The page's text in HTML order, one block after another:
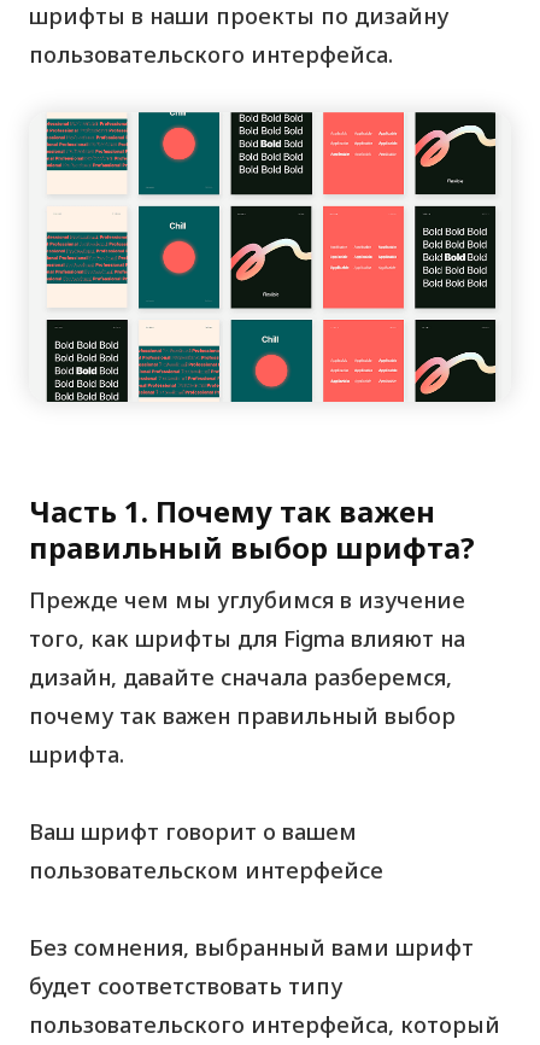
шрифты в наши проекты по дизайну
пользовательского интерфейса.
Часть 1. Почему так важен
правильный выбор шрифта?
Прежде чем мы углубимся в изучение
того, как шрифты для Figma влияют на
дизайн, давайте сначала разберемся,
почему так важен правильный выбор
шрифта.
Ваш шрифт говорит о вашем
пользовательском интерфейсе
Без сомнения, выбранный вами шрифт
будет соответствовать типу
пользовательского интерфейса, который